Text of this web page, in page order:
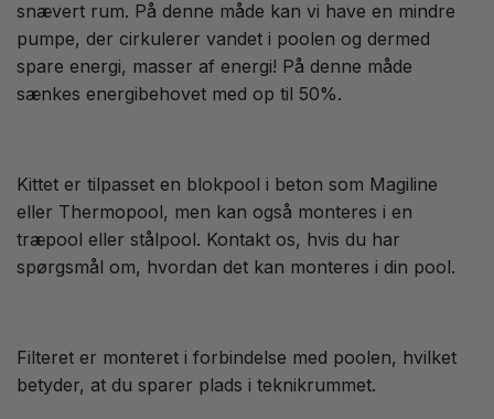
snævert rum. På denne måde kan vi have en mindre
pumpe, der cirkulerer vandet i poolen og dermed
spare energi, masser af energi! På denne måde
sænkes energibehovet med op til 50%.
Kittet er tilpasset en blokpool i beton som Magiline
eller Thermopool, men kan også monteres i en
træpool eller stålpool. Kontakt os, hvis du har
spørgsmål om, hvordan det kan monteres i din pool.
Filteret er monteret i forbindelse med poolen, hvilket
betyder, at du sparer plads i teknikrummet.